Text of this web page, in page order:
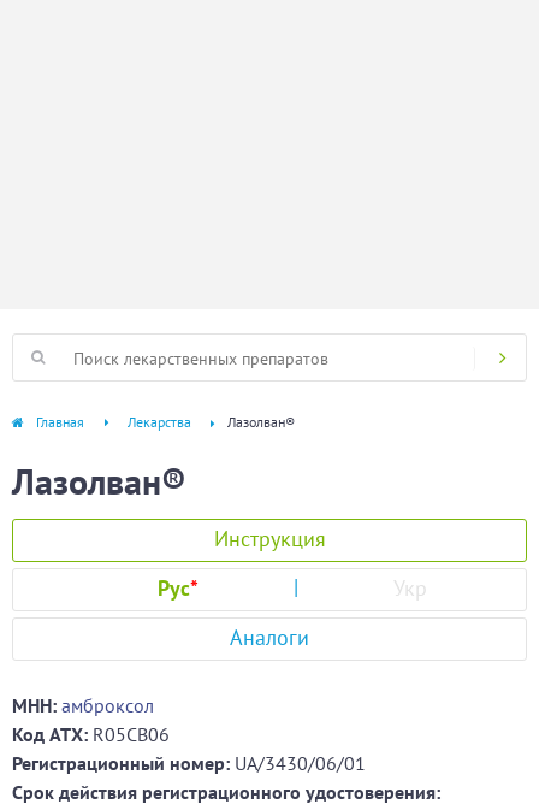
Главная Лекарства Лазолван®
Лазолван®
Инструкция
Рус*
Укр
Аналоги
МНН: амброксол
Код ATХ: R05CB06
Регистрационный номер: UA/3430/06/01
Срок действия регистрационного удостоверения: